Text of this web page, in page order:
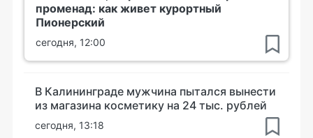
променад: как живет курортный
Пионерский
сегодня, 12:00
В Калининграде мужчина пытался вынести
из магазина косметику на 24 тыс. рублей
сегодня, 13:18